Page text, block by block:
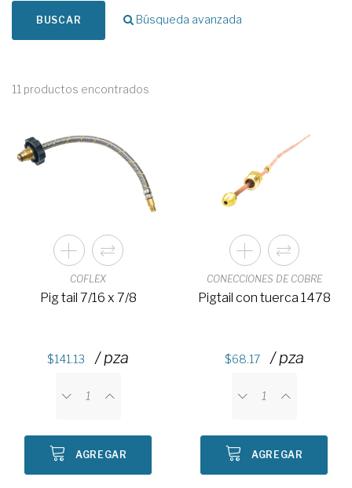
BUSCAR Búsqueda avanzada
11 productos encontrados
COFLEX
Pig tail 7/16 x 7/8
141.13 / pza
AGREGAR
CONECCIONES DE COBRE
Pigtail con tuerca 1478
68.17 / pza
AGREGAR